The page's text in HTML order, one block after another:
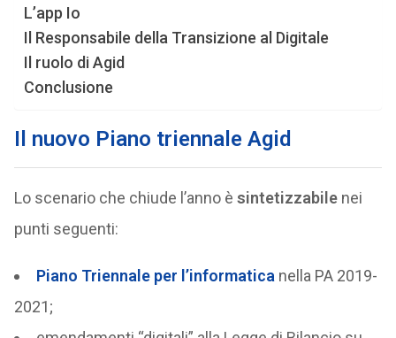
L’app Io
Il Responsabile della Transizione al Digitale
Il ruolo di Agid
Conclusione
Il nuovo Piano triennale Agid
Lo scenario che chiude l’anno è sintetizzabilenei
punti seguenti:
Piano Triennale per l’informatica nella PA 2019-
2021;